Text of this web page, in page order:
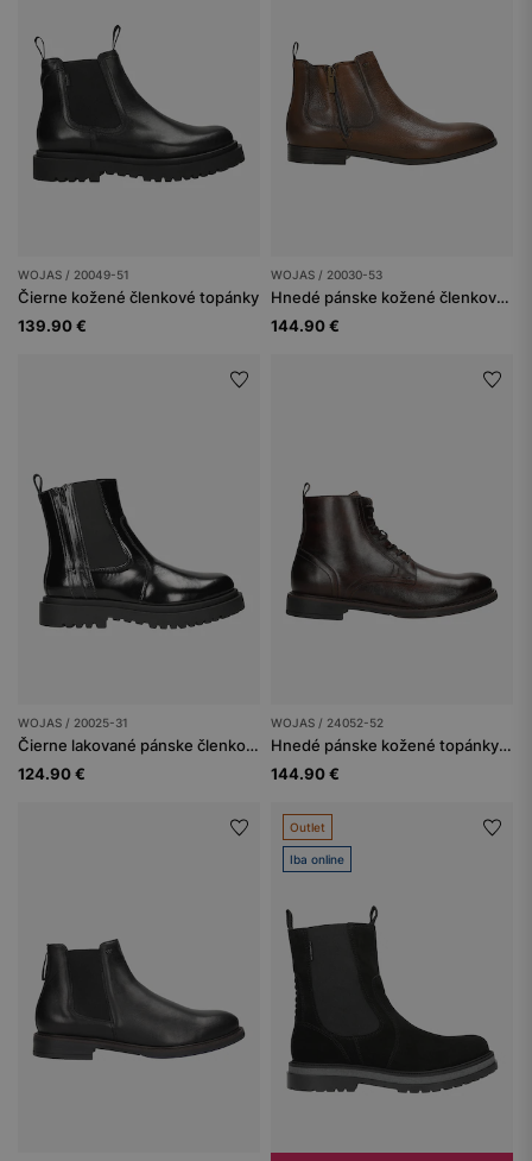
WOJAS / 20049-51
Čierne kožené členkové topánky
139.90 €
WOJAS / 20030-53
Hnedé pánske kožené členkové čižmy na zips
144.90 €
WOJAS / 20025-31
Čierne lakované pánske členkové čižmy
124.90 €
WOJAS / 24052-52
Hnedé pánske kožené topánky so zateplením
144.90 €
Outlet
Iba online